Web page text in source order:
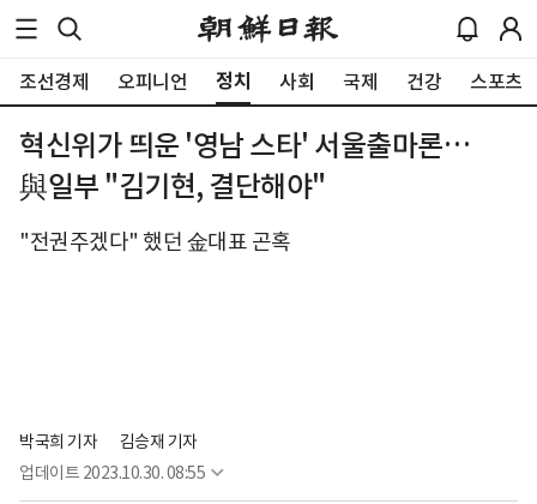
조선경제 오피니언 정치 사회 국제 건강 스포츠
혁신위가 띄운 '영남 스타' 서울출마론…
與일부 "김기현, 결단해야"
"전권주겠다" 했던 金대표 곤혹
박국희 기자
김승재 기자
업데이트 2023.10.30. 08:55